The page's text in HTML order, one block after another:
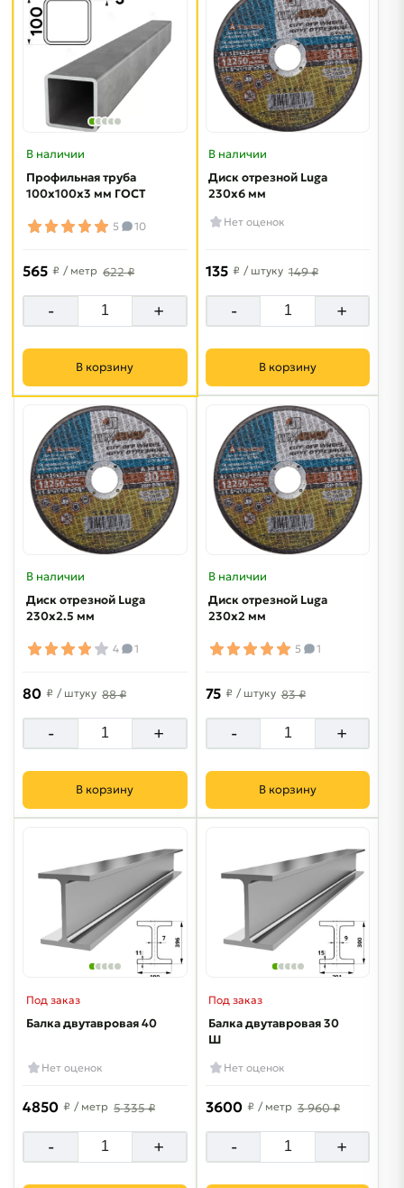
В наличии
Профильная труба
100х100х3 мм ГОСТ
5 10
565 ₽ / метр 622 ₽
- +
В корзину
В наличии
Диск отрезной Luga
230х6 мм
Нет оценок
135 ₽ / штуку 149 ₽
- +
В корзину
В наличии
Диск отрезной Luga
230х2.5 мм
4 1
80 ₽ / штуку 88 ₽
- +
В корзину
В наличии
Диск отрезной Luga
230х2 мм
5 1
75 ₽ / штуку 83 ₽
- +
В корзину
Под заказ
Балка двутавровая 40
Нет оценок
4850 ₽ / метр 5 335 ₽
- +
Под заказ
Балка двутавровая 30
Ш
Нет оценок
3600 ₽ / метр 3 960 ₽
- +